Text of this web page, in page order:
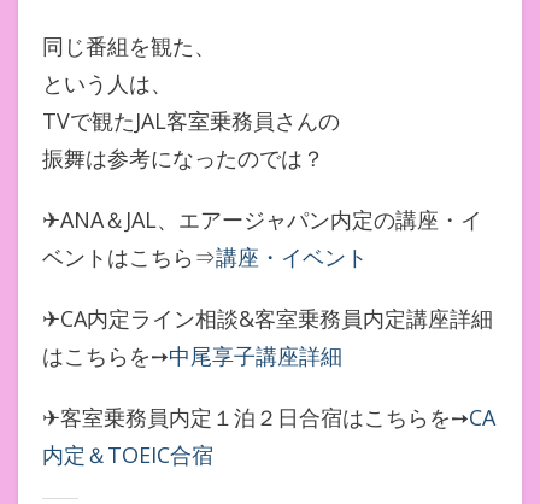
同じ番組を観た、
という人は、
TVで観たJAL客室乗務員さんの
振舞は参考になったのでは？
✈ANA＆JAL、エアージャパン内定の講座・イ
ベントはこちら⇒講座・イベント
✈CA内定ライン相談&客室乗務員内定講座詳細
はこちらを➙中尾享子講座詳細
✈客室乗務員内定１泊２日合宿はこちらを➙CA
内定＆TOEIC合宿